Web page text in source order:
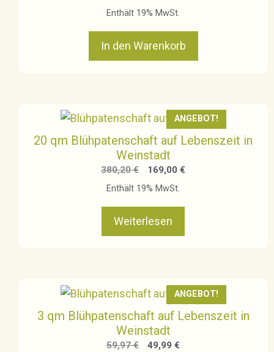
Preis
Enthält 19% MwSt.
In den Warenkorb
ANGEBOT!
20 qm Blühpatenschaft auf Lebenszeit in
Weinstadt
380,20€
Ursprünglicher
Preis
169,00 €
Enthält 19% MwSt.
Weiterlesen
ANGEBOT!
3 qm Blühpatenschaft auf Lebenszeit in
Weinstadt
59,97€
Ursprünglicher
49,99 €